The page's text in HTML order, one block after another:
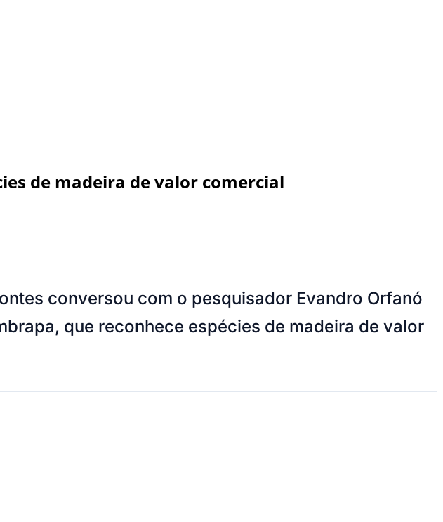
de madeira de valor comercial
conversou com o pesquisador Evandro Orfanó
que reconhece espécies de madeira de valor